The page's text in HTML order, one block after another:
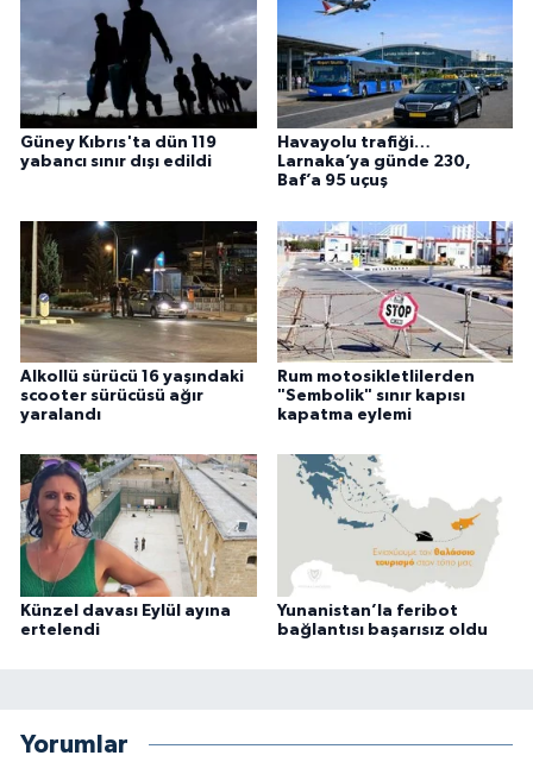
Güney Kıbrıs'ta dün 119
yabancı sınır dışı edildi
Havayolu trafiği…
Larnaka’ya günde 230,
Baf’a 95 uçuş
Alkollü sürücü 16 yaşındaki
scooter sürücüsü ağır
yaralandı
Rum motosikletlilerden
"Sembolik" sınır kapısı
kapatma eylemi
Künzel davası Eylül ayına
ertelendi
Yunanistan’la feribot
bağlantısı başarısız oldu
Yorumlar